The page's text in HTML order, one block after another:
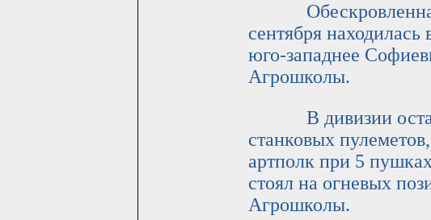
Обескровленная
сентября
юго-западнее
Агрошколы.
В дивизии
станковых
артполк при 5
стоял на огневых
Агрошколы.